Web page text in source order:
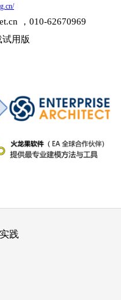
，010-62670969
用版